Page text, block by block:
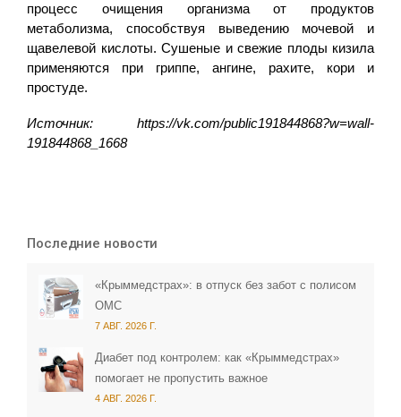
процесс очищения организма от продуктов
метаболизма, способствуя выведению мочевой и
щавелевой кислоты. Сушеные и свежие плоды кизила
применяются при гриппе, ангине, рахите, кори и
простуде.
Источник: https://vk.com/public191844868?w=wall-
191844868_1668
Последние новости
«Крыммедстрах»: в отпуск без забот с полисом
ОМС
7 АВГ. 2026 Г.
Диабет под контролем: как «Крыммедстрах»
помогает не пропустить важное
4 АВГ. 2026 Г.